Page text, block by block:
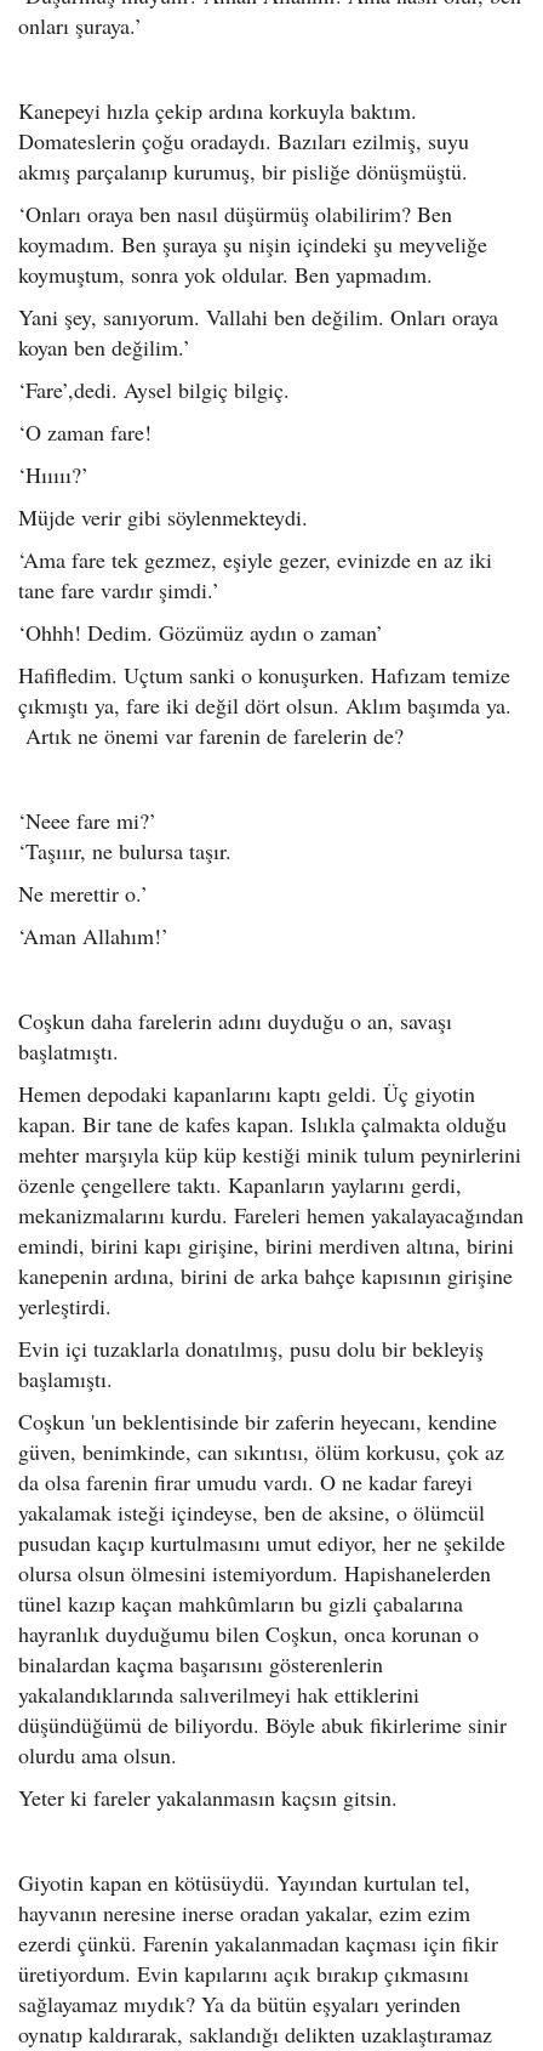
onları şuraya.’
Kanepeyi hızla çekip ardına korkuyla baktım.
Domateslerin çoğu oradaydı. Bazıları ezilmiş, suyu
akmış parçalanıp kurumuş, bir pisliğe dönüşmüştü.
‘Onları oraya ben nasıl düşürmüş olabilirim? Ben
koymadım. Ben şuraya şu nişin içindeki şu meyveliğe
koymuştum, sonra yok oldular. Ben yapmadım.
Yani şey, sanıyorum. Vallahi ben değilim. Onları oraya
koyan ben değilim.’
‘Fare’,dedi. Aysel bilgiç bilgiç.
‘O zaman fare!
‘Hııııı?’
Müjde verir gibi söylenmekteydi.
‘Ama fare tek gezmez, eşiyle gezer, evinizde en az iki
tane fare vardır şimdi.’
‘Ohhh! Dedim. Gözümüz aydın o zaman’
Hafifledim. Uçtum sanki o konuşurken. Hafızam temize
çıkmıştı ya, fare iki değil dört olsun. Aklım başımda ya.
Artık ne önemi var farenin de farelerin de?
‘Neee fare mi?’
‘Taşııır, ne bulursa taşır.
Ne merettir o.’
‘Aman Allahım!’
Coşkun daha farelerin adını duyduğu o an, savaşı
başlatmıştı.
Hemen depodaki kapanlarını kaptı geldi. Üç giyotin
kapan. Bir tane de kafes kapan. Islıkla çalmakta olduğu
mehter marşıyla küp küp kestiği minik tulum peynirlerini
özenle çengellere taktı. Kapanların yaylarını gerdi,
mekanizmalarını kurdu. Fareleri hemen yakalayacağından
emindi, birini kapı girişine, birini merdiven altına, birini
kanepenin ardına, birini de arka bahçe kapısının girişine
yerleştirdi.
Evin içi tuzaklarla donatılmış, pusu dolu bir bekleyiş
başlamıştı.
Coşkun 'un beklentisinde bir zaferin heyecanı, kendine
güven, benimkinde, can sıkıntısı, ölüm korkusu, çok az
da olsa farenin firar umudu vardı. O ne kadar fareyi
yakalamak isteği içindeyse, ben de aksine, o ölümcül
pusudan kaçıp kurtulmasını umut ediyor, her ne şekilde
olursa olsun ölmesini istemiyordum. Hapishanelerden
tünel kazıp kaçan mahkûmların bu gizli çabalarına
hayranlık duyduğumu bilen Coşkun, onca korunan o
binalardan kaçma başarısını gösterenlerin
yakalandıklarında salıverilmeyi hak ettiklerini
düşündüğümü de biliyordu. Böyle abuk fikirlerime sinir
olurdu ama olsun.
Yeter ki fareler yakalanmasın kaçsın gitsin.
Giyotin kapan en kötüsüydü. Yayından kurtulan tel,
hayvanın neresine inerse oradan yakalar, ezim ezim
ezerdi çünkü. Farenin yakalanmadan kaçması için fikir
üretiyordum. Evin kapılarını açık bırakıp çıkmasını
sağlayamaz mıydık? Ya da bütün eşyaları yerinden
oynatıp kaldırarak, saklandığı delikten uzaklaştıramaz